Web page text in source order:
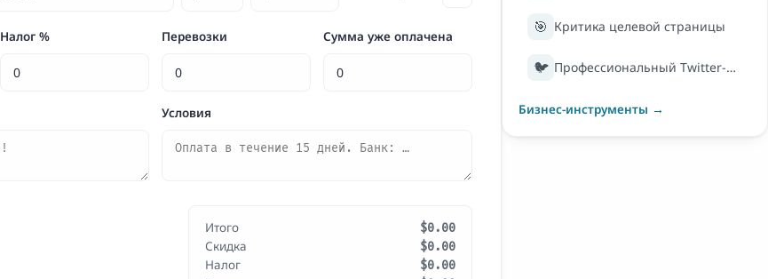
Налог % Перевозки Сумма уже оплачена
Условия
Итого $0.00
Скидка $0.00
Налог $0.00
🎯 Критика целевой страницы
🐦 Профессиональный Twitter-биогенератор
Бизнес-инструменты →